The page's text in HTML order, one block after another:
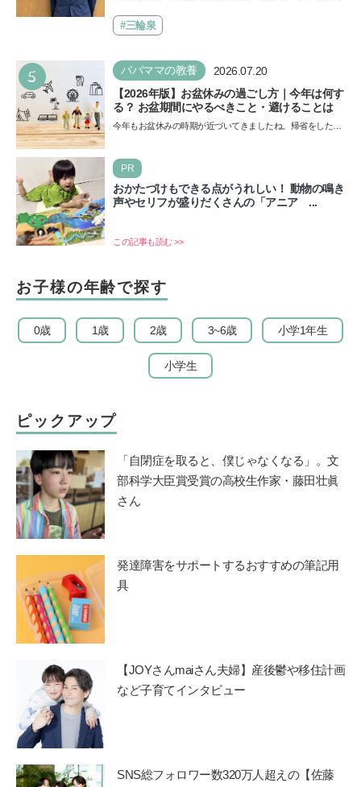
も…
#三輪泉
5 パパママの教養 2026.07.20
【2026年版】お盆休みの過ごし方｜今年は何す
る？ お盆期間にやるべきこと・避けることは
今年もお盆休みの時期が近づいてきましたね。帰省をした
PR
おかたづけもできる点がうれしい！ 動物の鳴き
声やセリフが盛りだくさんの「アニア ...
この記事も読む >>
お子様の年齢で探す
0歳 1歳 2歳 3~6歳 小学1年生
小学生
ピックアップ
「自閉症を取ると、僕じゃなくなる」。文
部科学大臣賞受賞の高校生作家・藤田壮眞
さん
発達障害をサポートするおすすめの筆記用
具
【JOYさんmaiさん夫婦】産後鬱や移住計画
など子育てインタビュー
SNS総フォロワー数320万人超えの【佐藤